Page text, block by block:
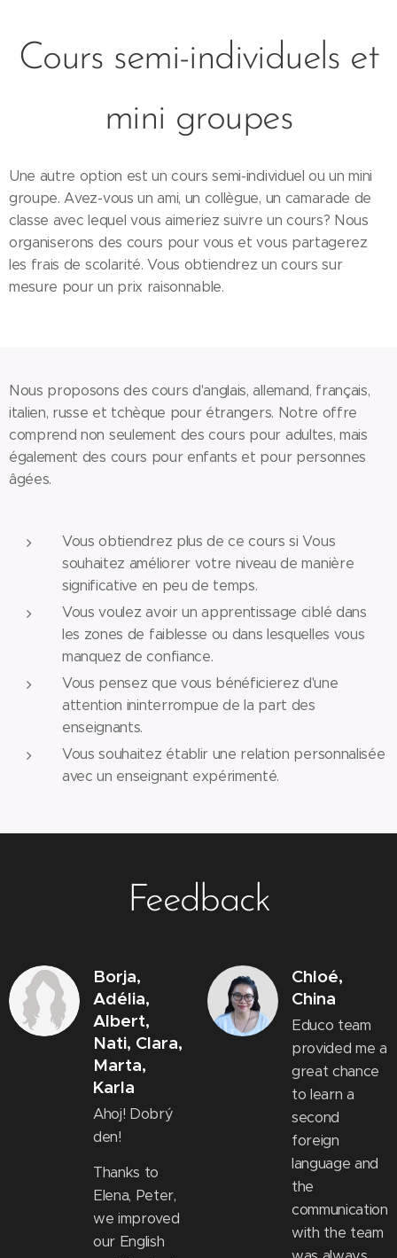
Cours semi-individuels et
mini groupes
Une autre option est un cours semi-individuel ou un mini
groupe. Avez-vous un ami, un collègue, un camarade de
classe avec lequel vous aimeriez suivre un cours? Nous
organiserons des cours pour vous et vous partagerez
les frais de scolarité. Vous obtiendrez un cours sur
mesure pour un prix raisonnable.
Nous proposons des cours d'anglais, allemand, français,
italien, russe et tchèque pour étrangers. Notre offre
comprend non seulement des cours pour adultes, mais
également des cours pour enfants et pour personnes
âgées.
Vous obtiendrez plus de ce cours si Vous
souhaitez améliorer votre niveau de manière
significative en peu de temps.
Vous voulez avoir un apprentissage ciblé dans
les zones de faiblesse ou dans lesquelles vous
manquez de confiance.
Vous pensez que vous bénéficierez d'une
attention ininterrompue de la part des
enseignants.
Vous souhaitez établir une relation personnalisée
avec un enseignant expérimenté.
Feedback
Borja,
Adélia,
Albert,
Nati, Clara,
Marta,
Karla
Ahoj! Dobrý
den!
Thanks to
Elena, Peter,
we improved
our English
Chloé,
China
Educo team
provided me a
great chance
to learn a
second
foreign
language and
the
communication
with the team